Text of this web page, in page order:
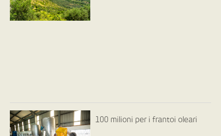
100 milioni per i frantoi oleari